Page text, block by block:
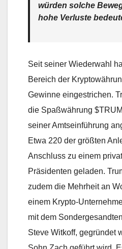
würden solche
hohe Verluste
Seit seiner Wiederwahl
Bereich der
Gewinne eingestrichen.
die Spaßwährung
seiner Amtseinführung
Etwa 220 der größten
Anschluss zu einem
Präsidenten geladen.
zudem die Mehrheit an
einem Krypto-
mit dem
Steve Witkoff, gegründet